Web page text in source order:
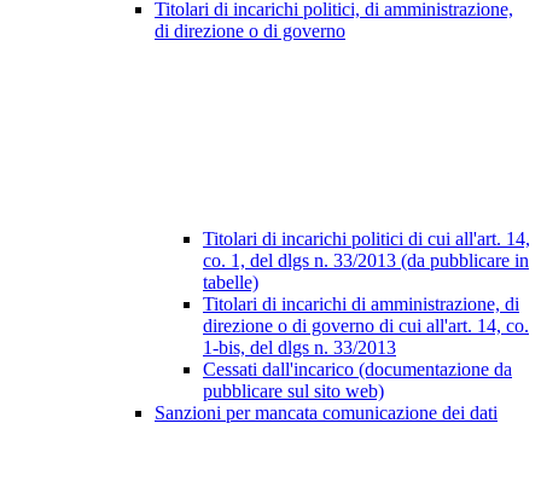
Titolari di incarichi politici, di amministrazione,
di direzione o di governo
Titolari di incarichi politici di cui all'art. 14,
co. 1, del dlgs n. 33/2013 (da pubblicare in
tabelle)
Titolari di incarichi di amministrazione, di
direzione o di governo di cui all'art. 14, co.
1-bis, del dlgs n. 33/2013
Cessati dall'incarico (documentazione da
pubblicare sul sito web)
Sanzioni per mancata comunicazione dei dati